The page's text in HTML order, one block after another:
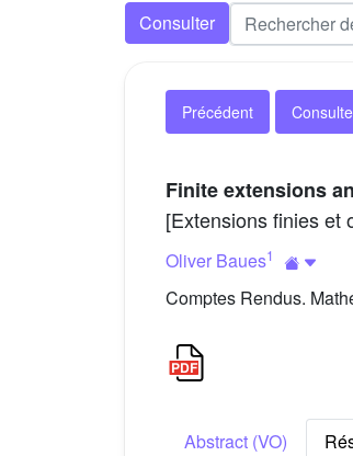
Consulter
Précédent
Finite extensions
[Extensions finies et
Oliver Baues1
Comptes Rendus.
Abstract (VO)